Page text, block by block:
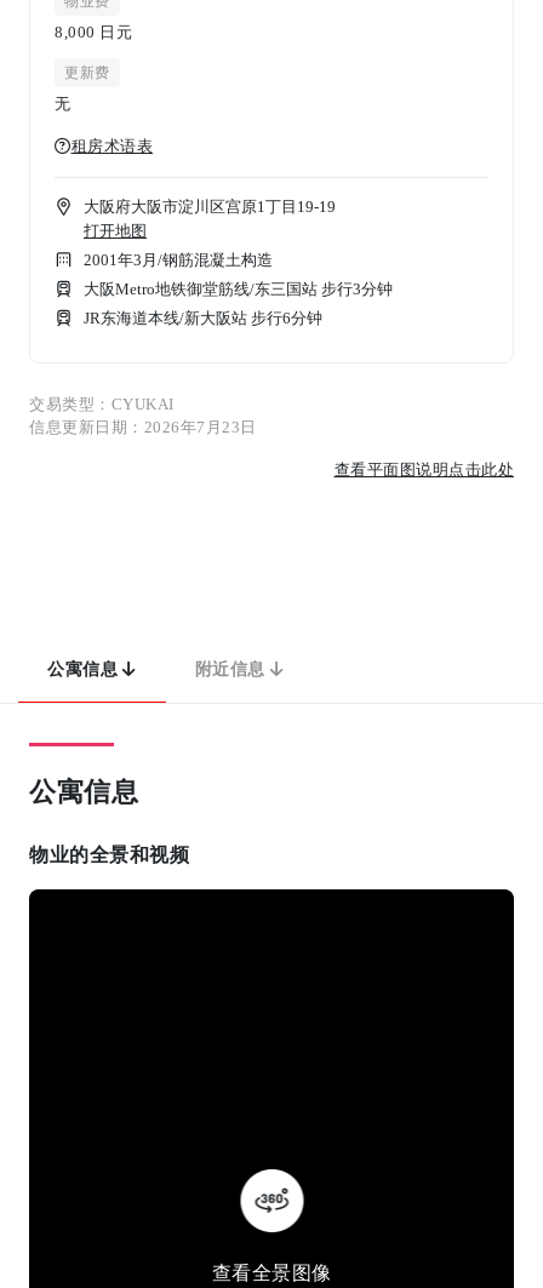
8,000 日元
更新费
无
租房术语表
大阪府大阪市淀川区宫原1丁目19-19
打开地图
2001年3月 /钢筋混凝土构造
大阪Metro地铁御堂筋线/东三国站 步行3分钟
JR东海道本线/新大阪站 步行6分钟
交易类型：CYUKAI
信息更新日期：2026年7月23日
查看平面图说明点击此处
公寓信息 附近信息
公寓信息
物业的全景和视频
查看全景图像